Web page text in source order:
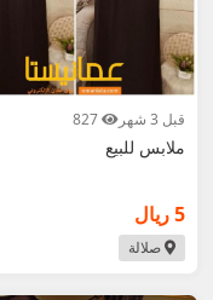
قبل 3 شهر
ملابس للبيع
5 ريال
صلالة